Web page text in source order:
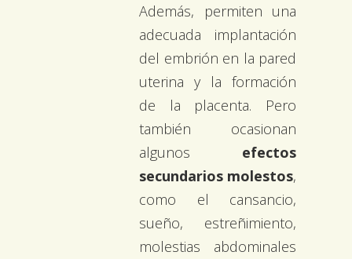
Además, permiten una
adecuada implantación
del embrión en la pared
uterina y la formación
de la placenta. Pero
también ocasionan
algunos efectos
secundarios molestos,
como el cansancio,
sueño, estreñimiento,
molestias abdominales